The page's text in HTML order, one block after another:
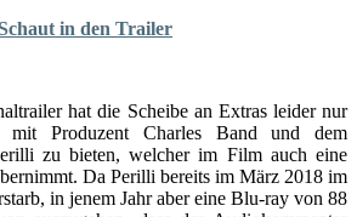
in den Trailer
hat die Scheibe an Extras leider nur
mit Produzent Charles Band und dem
zu bieten, welcher im Film auch eine
Da Perilli bereits im März 2018 im
in jenem Jahr aber eine Blu-ray von 88